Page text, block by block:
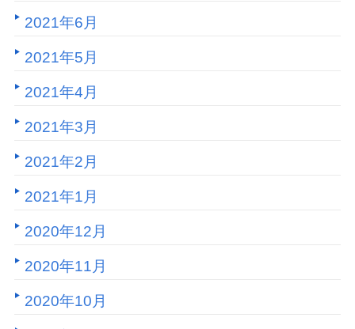
2021年6月
2021年5月
2021年4月
2021年3月
2021年2月
2021年1月
2020年12月
2020年11月
2020年10月